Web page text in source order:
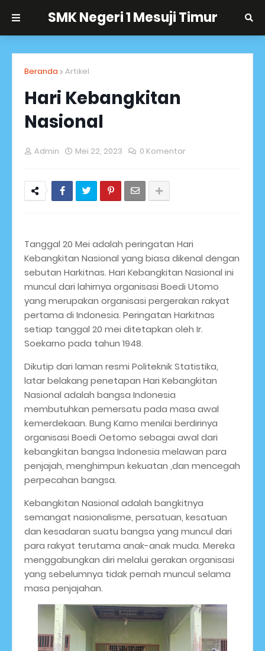
SMK Negeri 1 Mesuji Timur
Beranda Artikel
Hari Kebangkitan
Nasional
Admin Mei 22, 2023 0 Komentar
Tanggal 20 Mei adalah peringatan Hari
Kebangkitan Nasional yang biasa dikenal dengan
sebutan Harkitnas. Hari Kebangkitan Nasional ini
muncul dari lahirnya organisasi Boedi Utomo
yang merupakan organisasi pergerakan rakyat
pertama di Indonesia. Peringatan Harkitnas
setiap tanggal 20 mei ditetapkan oleh Ir.
Soekarno pada tahun 1948.
Dikutip dari laman resmi Politeknik Statistika,
latar belakang penetapan Hari Kebangkitan
Nasional adalah bangsa Indonesia
membutuhkan pemersatu pada masa awal
kemerdekaan. Bung Karno menilai berdirinya
organisasi Boedi Oetomo sebagai awal dari
kebangkitan bangsa Indonesia melawan para
penjajah, menghimpun kekuatan ,dan mencegah
perpecahan bangsa.
Kebangkitan Nasional adalah bangkitnya
semangat nasionalisme, persatuan, kesatuan
dan kesadaran suatu bangsa yang muncul dari
para rakyat terutama anak-anak muda. Mereka
menggabungkan diri melalui gerakan organisasi
yang sebelumnya tidak pernah muncul selama
masa penjajahan.